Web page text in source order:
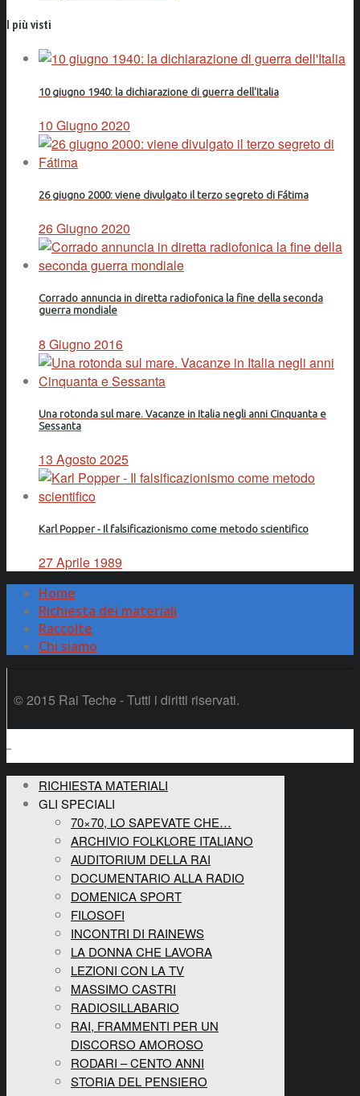
I più visti
10 giugno 1940: la dichiarazione di guerra dell'Italia
10 Giugno 2020
26 giugno 2000: viene divulgato il terzo segreto di Fátima
26 Giugno 2020
Corrado annuncia in diretta radiofonica la fine della seconda
guerra mondiale
8 Giugno 2016
Una rotonda sul mare. Vacanze in Italia negli anni Cinquanta e
Sessanta
13 Agosto 2025
Karl Popper - Il falsificazionismo come metodo scientifico
27 Aprile 1989
Home
Richiesta dei materiali
Raccolte
Chi siamo
© 2015 Rai Teche - Tutti i diritti riservati.
RICHIESTA MATERIALI
GLI SPECIALI
70×70, LO SAPEVATE CHE…
ARCHIVIO FOLKLORE ITALIANO
AUDITORIUM DELLA RAI
DOCUMENTARIO ALLA RADIO
DOMENICA SPORT
FILOSOFI
INCONTRI DI RAINEWS
LA DONNA CHE LAVORA
LEZIONI CON LA TV
MASSIMO CASTRI
RADIOSILLABARIO
RAI, FRAMMENTI PER UN
DISCORSO AMOROSO
RODARI – CENTO ANNI
STORIA DEL PENSIERO